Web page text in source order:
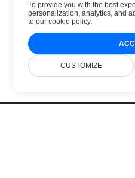
To provide you with the best
personalization, analytics, and
toour cookie policy.
CUSTOMIZE